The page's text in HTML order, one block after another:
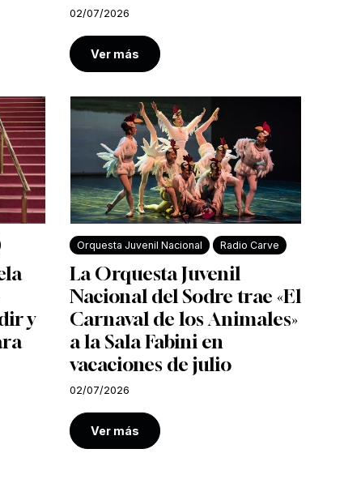
02/07/2026
Ver más
y
Orquesta Juvenil Nacional Radio Carve
La Orquesta Juvenil
Nacional del Sodre trae «El
Carnaval de los Animales»
a la Sala Fabini en
vacaciones de julio
02/07/2026
Ver más